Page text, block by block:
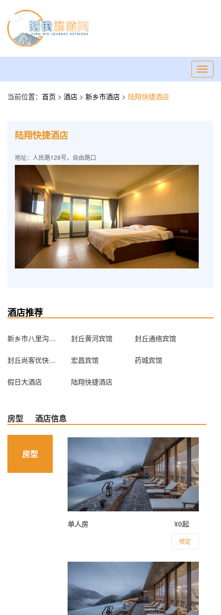
当前位置： 首页 > 酒店 > 新乡市酒店 > 陆翔快捷酒店
陆翔快捷酒店
地址：人民路128号，自由路口
酒店推荐
新乡市八里沟度假村有限公司 封丘黄河宾馆 封丘通络宾馆
封丘尚客优快捷酒店（封丘北干道路店） 宏昌宾馆 药城宾馆
假日大酒店 陆翔快捷酒店
房型 酒店信息
房型
单人房 ¥0起
预定